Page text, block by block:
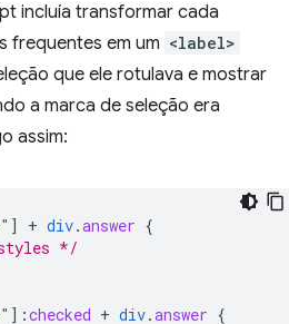
incluía transformar cada
frequentes em um <label>
que ele rotulava e mostrar
a marca de seleção era
assim:
] + div.answer {
*/
] :checked + div.answer {